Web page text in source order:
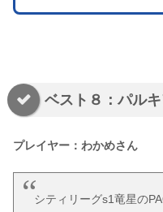
ベスト８：パル
プレイヤー：わかめさん
シティリーグs1竜星の